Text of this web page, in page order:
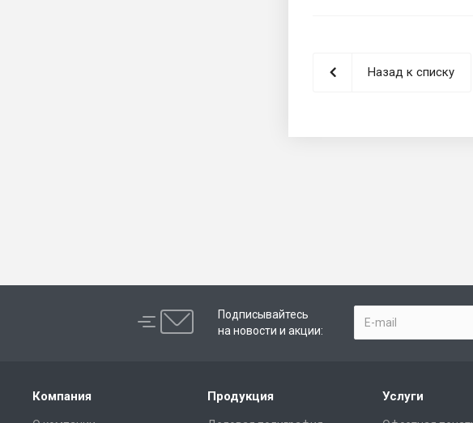
Назад к списку
Подписывайтесь
на новости и акции:
Компания Продукция Услуги